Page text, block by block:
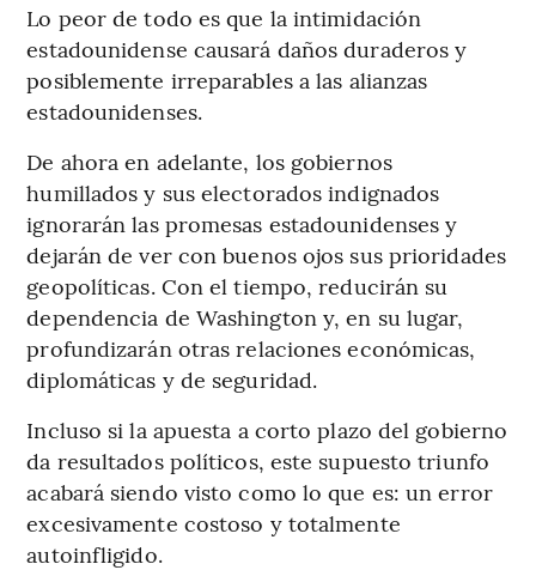
Lo peor de todo es que la intimidación
estadounidense causará daños duraderos y
posiblemente irreparables a las alianzas
estadounidenses.
De ahora en adelante, los gobiernos
humillados y sus electorados indignados
ignorarán las promesas estadounidenses y
dejarán de ver con buenos ojos sus prioridades
geopolíticas. Con el tiempo, reducirán su
dependencia de Washington y, en su lugar,
profundizarán otras relaciones económicas,
diplomáticas y de seguridad.
Incluso si la apuesta a corto plazo del gobierno
da resultados políticos, este supuesto triunfo
acabará siendo visto como lo que es: un error
excesivamente costoso y totalmente
autoinfligido.